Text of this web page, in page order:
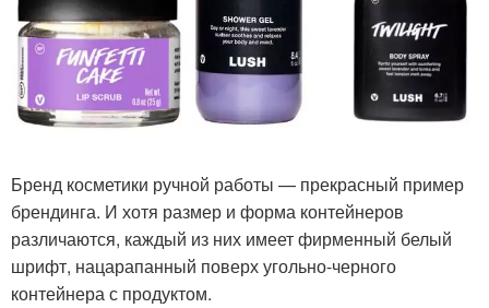
Бренд косметики ручной работы — прекрасный пример
брендинга. И хотя размер и форма контейнеров
различаются, каждый из них имеет фирменный белый
шрифт, нацарапанный поверх угольно-черного
контейнера с продуктом.